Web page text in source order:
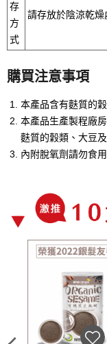
存
方
式
請存放於陰涼乾燥
購買注意事項
本產品含有麩質的
本產品生產製程廠
麩質的穀類、大豆
內附脫氧劑請勿食用